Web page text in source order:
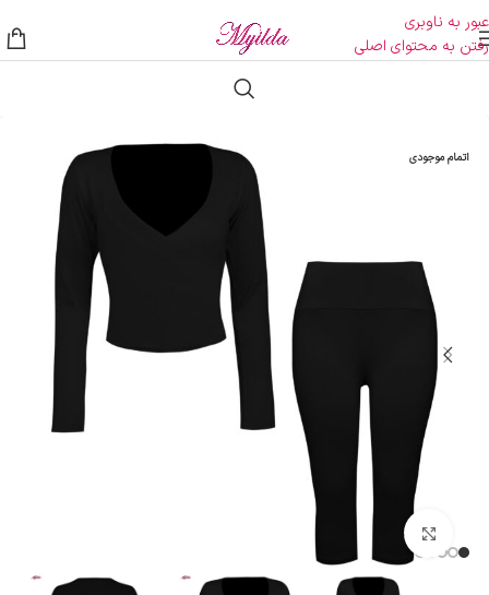
عبور به ناوبری
رفتن به محتوای اصلی
اتمام موجودی
بزرگنمایی تصویر